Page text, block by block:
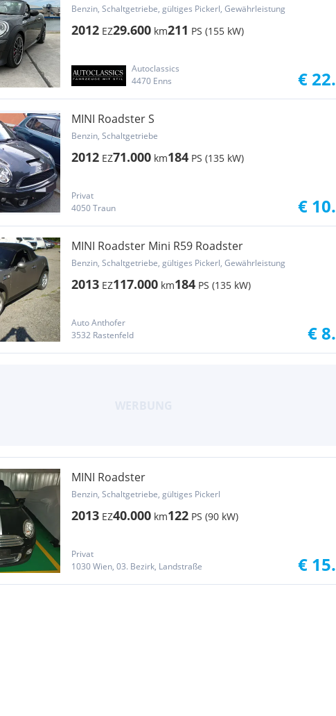
1,6 mit 29.600 K...
Benzin, Schaltgetriebe, gültiges Pickerl, Gewährleistung
2012 EZ29.600 km211 PS (155 kW)
Autoclassics
4470 Enns
€
MINI Roadster S
Benzin, Schaltgetriebe
2012 EZ71.000 km184 PS (135 kW)
Privat
4050 Traun
€
MINI Roadster Mini R59 Roadster
Benzin, Schaltgetriebe, gültiges Pickerl, Gewährleistung
2013 EZ117.000 km184 PS (135 kW)
Auto Anthofer
3532 Rastenfeld
€
MINI Roadster
Benzin, Schaltgetriebe, gültiges Pickerl
2013 EZ40.000 km122 PS (90 kW)
Privat
1030 Wien, 03. Bezirk, Landstraße
€